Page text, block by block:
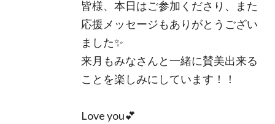
皆様、本日はご参加くださり、また
応援メッセージもありがとうござい
ました✨
来月もみなさんと一緒に賛美出来る
ことを楽しみにしています！！
Love you💕